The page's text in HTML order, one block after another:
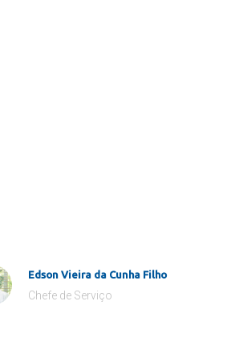
Edson Vieira da Cunha Filho
Chefe de Serviço